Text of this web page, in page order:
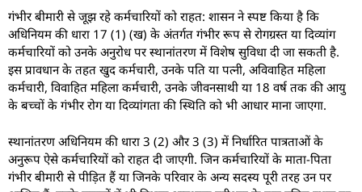
गंभीर बीमारी से जूझ रहे कर्मचारियों को राहत: शासन ने स्पष्ट किया है कि
अधिनियम की धारा 17 (1) (ख) के अंतर्गत गंभीर रूप से रोगग्रस्त या दिव्यांग
कर्मचारियों को उनके अनुरोध पर स्थानांतरण में विशेष सुविधा दी जा सकती है.
इस प्रावधान के तहत खुद कर्मचारी, उनके पति या पत्नी, अविवाहित महिला
कर्मचारी, विवाहित महिला कर्मचारी, उनके जीवनसाथी या 18 वर्ष तक की आयु
के बच्चों के गंभीर रोग या दिव्यांगता की स्थिति को भी आधार माना जाएगा.
स्थानांतरण अधिनियम की धारा 3 (2) और 3 (3) में निर्धारित पात्रताओं के
अनुरूप ऐसे कर्मचारियों को राहत दी जाएगी. जिन कर्मचारियों के माता-पिता
गंभीर बीमारी से पीड़ित हैं या जिनके परिवार के अन्य सदस्य पूरी तरह उन पर